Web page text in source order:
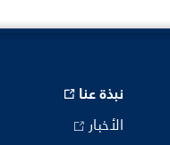
نبذة عنا
الأخبار